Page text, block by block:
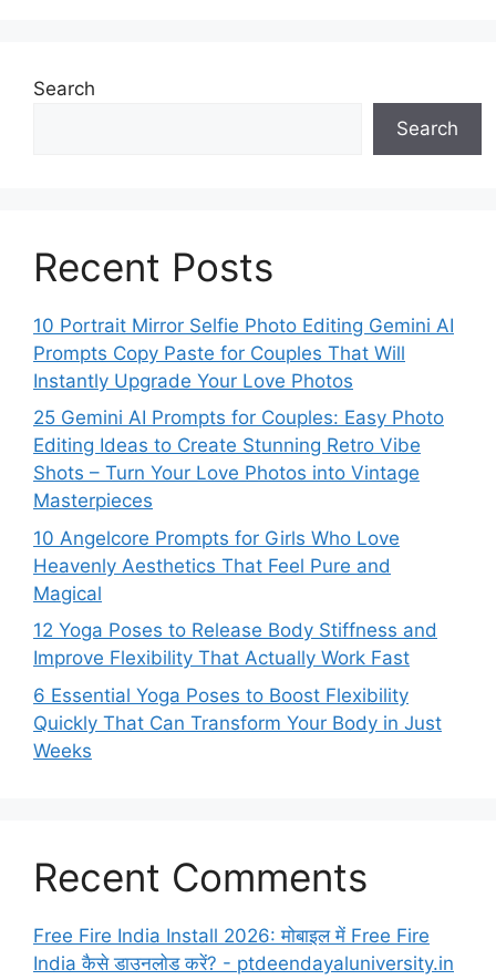
Search
Search
Recent Posts
10 Portrait Mirror Selfie Photo Editing Gemini AI
Prompts Copy Paste for Couples That Will
Instantly Upgrade Your Love Photos
25 Gemini AI Prompts for Couples: Easy Photo
Editing Ideas to Create Stunning Retro Vibe
Shots – Turn Your Love Photos into Vintage
Masterpieces
10 Angelcore Prompts for Girls Who Love
Heavenly Aesthetics That Feel Pure and
Magical
12 Yoga Poses to Release Body Stiffness and
Improve Flexibility That Actually Work Fast
6 Essential Yoga Poses to Boost Flexibility
Quickly That Can Transform Your Body in Just
Weeks
Recent Comments
Free Fire India Install 2026: मोबाइल में Free Fire
India कैसे डाउनलोड करें? - ptdeendayaluniversity.in